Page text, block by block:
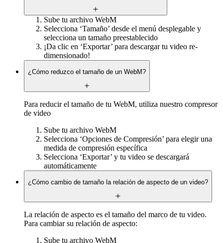
Sube tu archivo WebM
Selecciona ‘Tamaño’ desde el menú desplegable y
selecciona un tamaño preestablecido
¡Da clic en ‘Exportar’ para descargar tu video re-
dimensionado!
¿Cómo reduzco el tamaño de un WebM?
Para reducir el tamaño de tu WebM, utiliza nuestro compresor
de video
Sube tu archivo WebM
Selecciona ‘Opciones de Compresión’ para elegir una
medida de compresión específica
Selecciona ‘Exportar’ y tu video se descargará
automáticamente
¿Cómo cambio de tamaño la relación de aspecto de un video?
La relación de aspecto es el tamaño del marco de tu video.
Para cambiar su relación de aspecto:
Sube tu archivo WebM